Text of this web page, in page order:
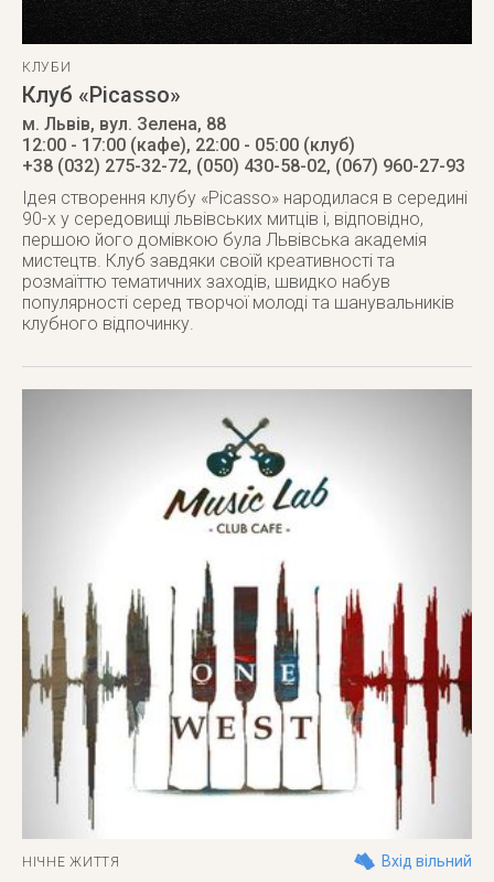
КЛУБИ
Клуб «Picasso»
м. Львів, вул. Зелена, 88
12:00 - 17:00 (кафе), 22:00 - 05:00 (клуб)
+38 (032) 275-32-72, (050) 430-58-02, (067) 960-27-93
Ідея створення клубу «Picasso» народилася в середині
90-х у середовищі львівських митців і, відповідно,
першою його домівкою була Львівська академія
мистецтв. Клуб завдяки своїй креативності та
розмаїттю тематичних заходів, швидко набув
популярності серед творчої молоді та шанувальників
клубного відпочинку.
НІЧНЕ ЖИТТЯ Вхід вільний